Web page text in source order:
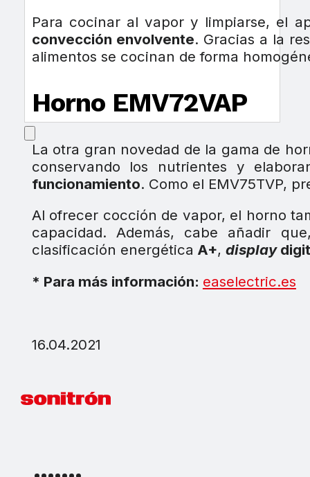
Para cocinar al vapor y limpiarse, el
convección envolvente. Gracias a la
alimentos se cocinan de forma
Horno EMV72VAP
La otra gran novedad de la gama de
conservando los nutrientes y
funcionamiento. Como el EMV75TVP,
Al ofrecer cocción de vapor, el horno
capacidad. Además, cabe añadir
clasificación energética A+, display
* Para más información: easelectric.es
16.04.2021